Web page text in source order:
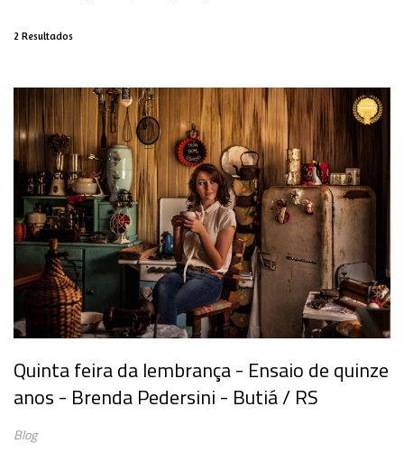
2 Resultados
Quinta feira da lembrança - Ensaio de quinze
anos - Brenda Pedersini - Butiá / RS
Blog